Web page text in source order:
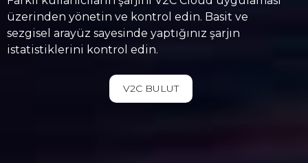
üzerinden yönetin ve kontrol edin. Basit ve
sezgisel arayüz sayesinde yaptığınız şarjın
istatistiklerini kontrol edin.
V2C BULUT